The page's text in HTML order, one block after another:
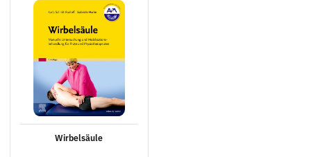
Wirbelsäule